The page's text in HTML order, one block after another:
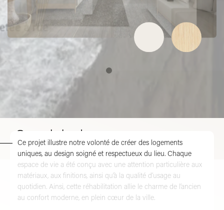
Grand duplex
Ce projet illustre notre volonté de créer des logements
uniques, au design soigné et respectueux du lieu. Chaque
espace de vie a été conçu avec une attention particulière aux
matériaux, aux finitions, ainsi qu’à la qualité d’usage au
quotidien. Ainsi, cette réhabilitation allie le charme de l’ancien
au confort moderne, en plein cœur de la ville.